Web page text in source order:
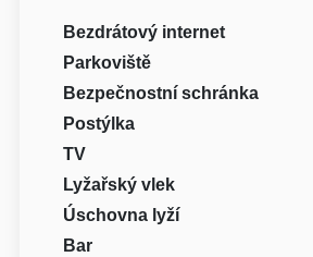
Bezdrátový internet
Parkoviště
Bezpečnostní schránka
Postýlka
TV
Lyžařský vlek
Úschovna lyží
Bar